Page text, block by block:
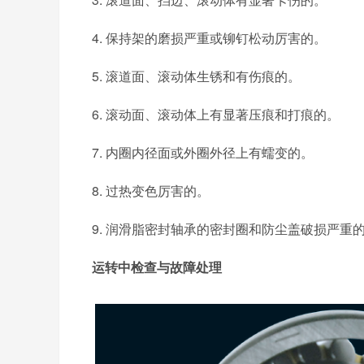
4. 保持架的磨损严重或铆钉松动厉害的。
5. 滚道面、滚动体生锈和有伤痕的。
6. 滚动面、滚动体上有显著压痕和打痕的。
7. 内圈内径面或外圈外径上有蠕变的。
8. 过热变色厉害的。
9. 润滑脂密封轴承的密封圈和防尘盖破损严重
运转中检查与故障处理